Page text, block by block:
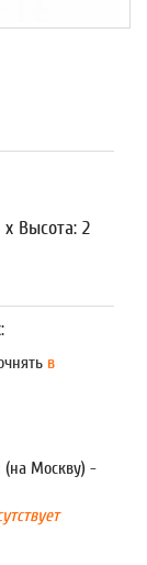
Высота: 2
в
(на Москву) -